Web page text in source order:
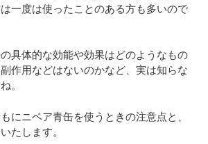
一度は使ったことのある方も多いので
具体的な効能や効果はどのようなもの
作用などはないのかなど、実は知らな
。
にニベア青缶を使うときの注意点と、
たします。